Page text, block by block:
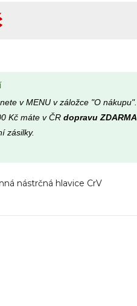
v MENU v záložce "O nákupu".
Kč máte v ČR dopravu ZDARMA
zásilky.
nástrčná hlavice CrV